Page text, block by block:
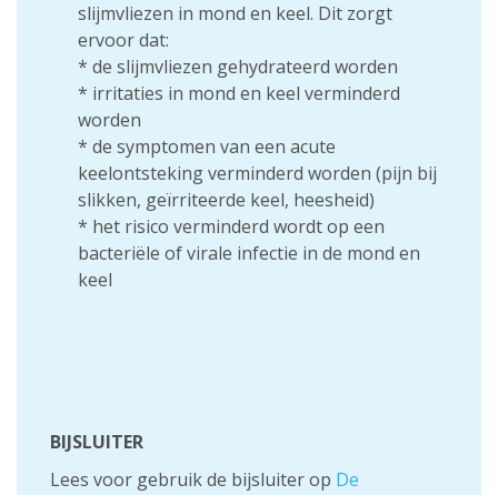
slijmvliezen in mond en keel. Dit zorgt
ervoor dat:
* de slijmvliezen gehydrateerd worden
* irritaties in mond en keel verminderd
worden
* de symptomen van een acute
keelontsteking verminderd worden (pijn bij
slikken, geïrriteerde keel, heesheid)
* het risico verminderd wordt op een
bacteriële of virale infectie in de mond en
keel
BIJSLUITER
Lees voor gebruik de bijsluiter op De